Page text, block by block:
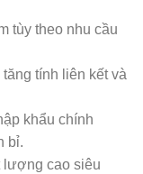
tùy theo nhu cầu
tính liên kết và
khẩu chính
bỉ.
lượng cao siêu